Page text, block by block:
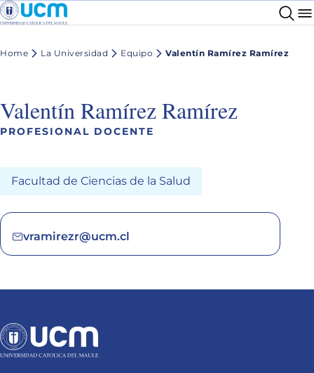
Home La Universidad Equipo Valentín Ramírez Ramírez
Valentín Ramírez Ramírez
PROFESIONAL DOCENTE
Facultad de Ciencias de la Salud
vramirezr@ucm.cl